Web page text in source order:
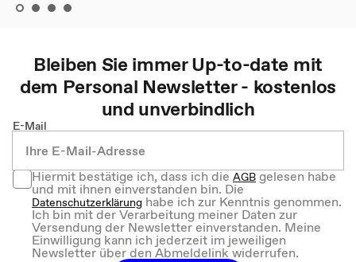
Bleiben Sie immer Up-to-date mit
dem Personal Newsletter - kostenlos
und unverbindlich
E-Mail
Hiermit bestätige ich, dass ich dieAGBgelesen habe
und mit ihnen einverstanden bin. Die
Datenschutzerklärung habe ich zur Kenntnis genommen.
Ich bin mit der Verarbeitung meiner Daten zur
Versendung der Newsletter einverstanden. Meine
Einwilligung kann ich jederzeit im jeweiligen
Newsletter über den Abmeldelink widerrufen.